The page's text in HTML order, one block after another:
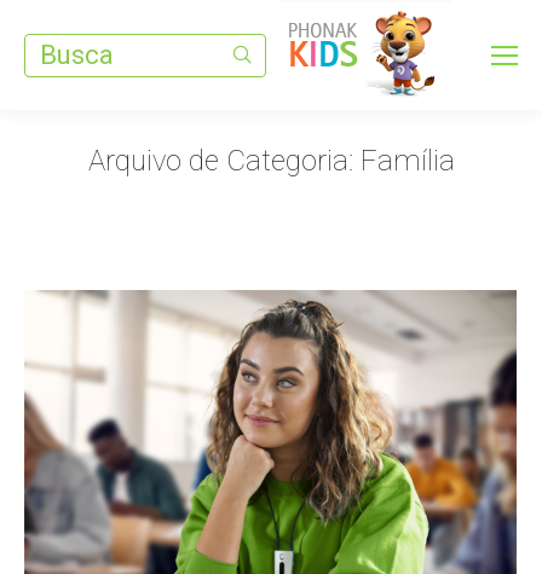
Search:
Arquivo de Categoria: Família